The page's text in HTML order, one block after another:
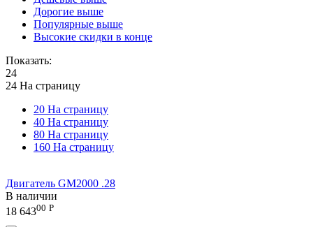
Дорогие выше
Популярные выше
Высокие скидки в конце
Показать:
24
24 На страницу
20 На страницу
40 На страницу
80 На страницу
160 На страницу
Двигатель GM2000 .28
В наличии
18 64300 Р